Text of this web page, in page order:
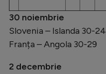
30 noiembrie
Slovenia – Islanda 30-24
Franța – Angola 30-29
2 decembrie